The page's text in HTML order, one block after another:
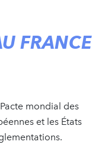
FRANCE
mondial des
et les États